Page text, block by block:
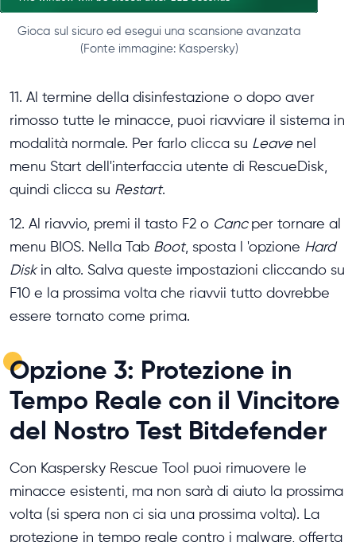
Gioca sul sicuro ed esegui una scansione avanzata
(Fonte immagine: Kaspersky)
11. Al termine della disinfestazione o dopo aver
rimosso tutte le minacce, puoi riavviare il sistema in
modalità normale. Per farlo clicca su Leavenel
menu Start dell'interfaccia utente di RescueDisk,
quindi clicca su Restart.
12. Al riavvio, premi il tasto F2 o Canc per tornare al
menu BIOS. Nella Tab Boot, sposta l 'opzione Hard
Diskin alto. Salva queste impostazioni cliccando su
F10 e la prossima volta che riavvii tutto dovrebbe
essere tornato come prima.
Opzione 3: Protezione in
Tempo Reale con il Vincitore
del Nostro Test Bitdefender
Con Kaspersky Rescue Tool puoi rimuovere le
minacce esistenti, ma non sarà di aiuto la prossima
volta (si spera non ci sia una prossima volta). La
protezione in tempo reale contro i malware, offerta